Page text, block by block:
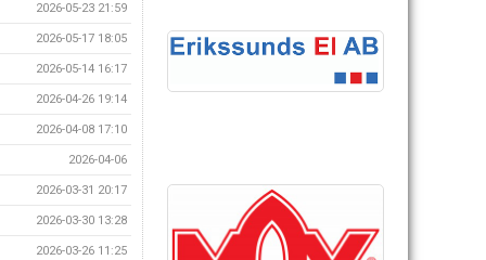
2026-05-23 21:59
2026-05-17 18:05
2026-05-14 16:17
2026-04-26 19:14
2026-04-08 17:10
2026-04-06
2026-03-31 20:17
2026-03-30 13:28
2026-03-26 11:25